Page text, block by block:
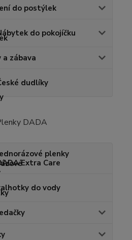
do postýlek
do pokojíčku
a zábava
dudlíky
DADA
plenky
Extra Care
do vody